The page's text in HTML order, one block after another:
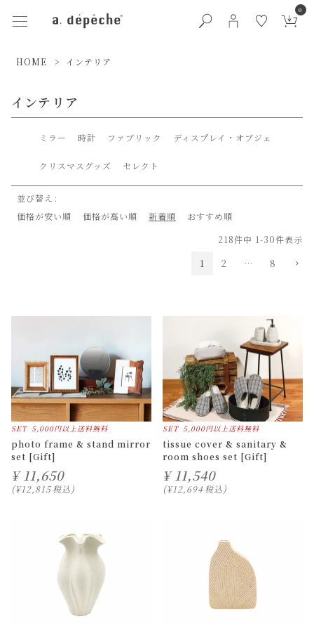
0
HOME インテリア
インテリア
ミラー 時計 ファブリック ディスプレイ・オブジェ
クリスマスグッズ セレクト
並び替え
価格が安い順
価格が高い順 新着順
おすすめ順
218件中 1-30件表示
1 2 … 8
SET 5,000円以上送料無料
photo frame & stand mirror
set [Gift]
¥ 11,650
¥12,815税込
SET 5,000円以上送料無料
tissue cover & sanitary &
room shoes set [Gift]
¥ 11,540
¥12,694 税込